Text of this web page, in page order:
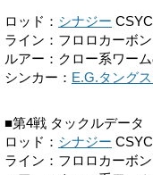
ロッド： シナジー
ライン：フロロカーボ
ルアー：クロー系ワー
シンカー： E.G.タング
■第4戦 タックルデータ
ロッド： シナジー
ライン：フロロカーボ